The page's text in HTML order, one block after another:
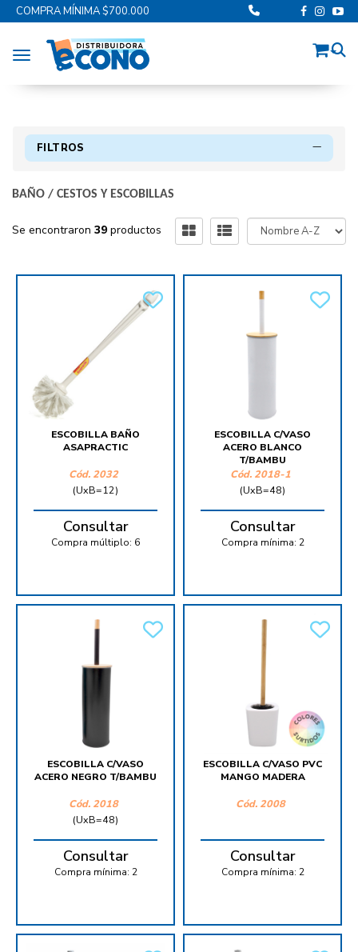
COMPRA MÍNIMA $700.000
Toggle navigation
FILTROS
BAÑO / CESTOS Y ESCOBILLAS
Se encontraron 39 productos
ESCOBILLA BAÑO
ASAPRACTIC
Cód. 2032
(UxB=12)
Consultar
Compra múltiplo: 6
ESCOBILLA C/VASO
ACERO BLANCO
T/BAMBU
Cód. 2018-1
(UxB=48)
Consultar
Compra mínima: 2
ESCOBILLA C/VASO
ACERO NEGRO T/BAMBU
Cód. 2018
(UxB=48)
Consultar
Compra mínima: 2
ESCOBILLA C/VASO PVC
MANGO MADERA
Cód. 2008
Consultar
Compra mínima: 2